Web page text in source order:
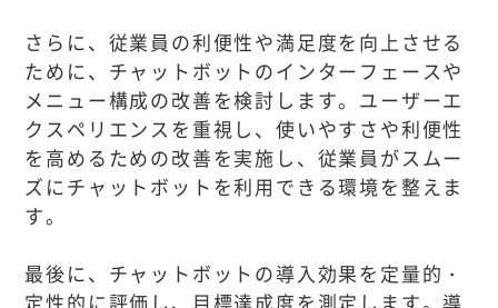
さらに、従業員の利便性や満足度を向上させる
ために、チャットボットのインターフェースや
メニュー構成の改善を検討します。ユーザーエ
クスペリエンスを重視し、使いやすさや利便性
を高めるための改善を実施し、従業員がスムー
ズにチャットボットを利用できる環境を整えま
す。
最後に、チャットボットの導入効果を定量的・
定性的に評価し、目標達成度を測定します。導